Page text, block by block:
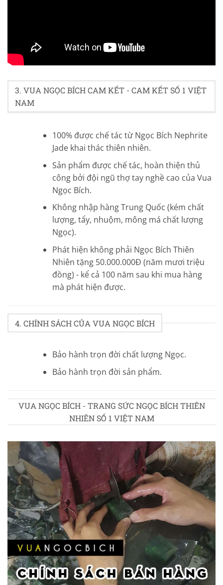
5/5 - (45 bình chọn)
3. VUA NGỌC BÍCH CAM KẾT - CAM KẾT SỐ 1 VIỆT
NAM
100% được chế tác từ Ngọc Bích Nephrite
Jade khai thác thiên nhiên.
Sản phẩm được chế tác, hoàn thiện thủ
công bởi đội ngũ thợ tay nghề cao của Vua
Ngọc Bích.
Không nhập hàng Trung Quốc (kém chất
lượng, tẩy, nhuộm, mông má chất lượng
Ngọc).
Phát hiện không phải Ngọc Bích Thiên
Nhiên tặng 50.000.000Đ (năm mươi triệu
đồng) - kể cả 100 năm sau khi mua hàng
mà phát hiện được.
4. CHÍNH SÁCH CỦA VUA NGỌC BÍCH
Bảo hành trọn đời chất lượng Ngọc.
Bảo hành trọn đời sản phẩm.
VUA NGỌC BÍCH - TRANG SỨC NGỌC BÍCH THIÊN
NHIÊN SỐ 1 VIỆT NAM